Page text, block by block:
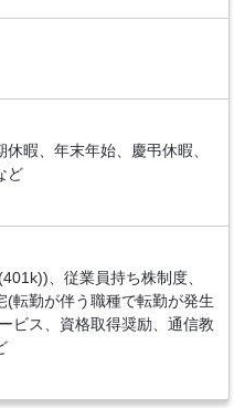
暇、年末年始、慶弔休暇、
ど
、従業員持ち株制度、
転勤が伴う職種で転勤が発生
ビス、資格取得奨励、通信教